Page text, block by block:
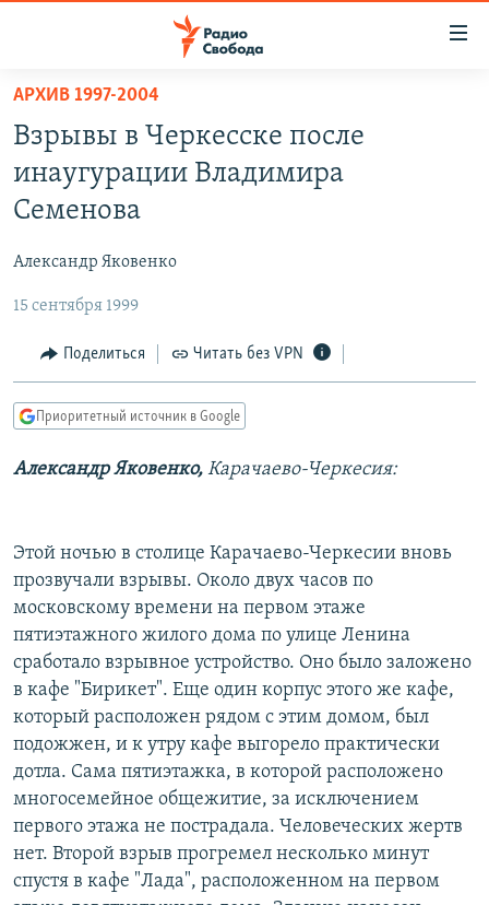
упрощенного
доступа
основному
Вернутся
навигации
Вернутся
поиску
ПОДКАСТЫ
АВТОРСКИЕ ПРОЕКТЫ
МНЕНИЯ
КУЛЬТУРА
IDEL.РЕАЛИИ
СЕВЕР.РЕАЛИИ
СИБИРЬ.РЕАЛИИ
ПОДПИШИТЕСЬ НА РАССЫЛКУ
СОЦИАЛЬНЫЕ СЕТИ
Все сайты РСЕ/РС
АРХИВ 1997-2004
Взрывы в Черкесске после
инаугурации Владимира
Семенова
Александр Яковенко
15 сентября 1999
Поделиться Читать без VPN
Приоритетный источник в Google
Александр Яковенко, Карачаево-Черкесия:
Этой ночью в столице Карачаево-Черкесии вновь
прозвучали взрывы. Около двух часов по
московскому времени на первом этаже
пятиэтажного жилого дома по улице Ленина
сработало взрывное устройство. Оно было заложено
в кафе "Бирикет". Еще один корпус этого же кафе,
который расположен рядом с этим домом, был
подожжен, и к утру кафе выгорело практически
дотла. Сама пятиэтажка, в которой расположено
многосемейное общежитие, за исключением
первого этажа не пострадала. Человеческих жертв
нет. Второй взрыв прогремел несколько минут
спустя в кафе "Лада", расположенном на первом